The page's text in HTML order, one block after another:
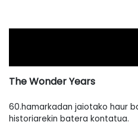
The Wonder Years
60.hamarkadan jaiotako haur
historiarekin batera kontatua.